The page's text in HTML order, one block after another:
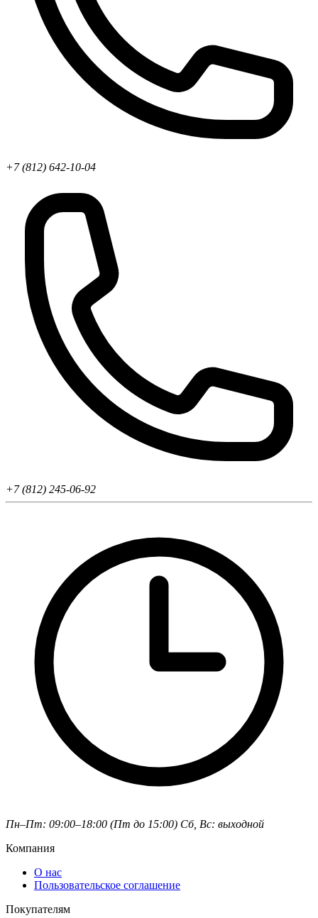
+7 (812) 642-10-04
+7 (812) 245-06-92
Пн–Пт: 09:00–18:00 (Пт до 15:00) Сб, Вс: выходной
Компания
О нас
Пользовательское соглашение
Покупателям